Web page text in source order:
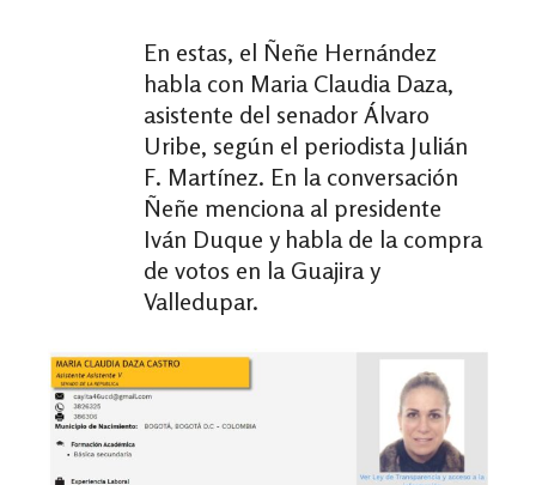
En estas, el Ñeñe Hernández
habla con Maria Claudia Daza,
asistente del senador Álvaro
Uribe, según el periodista Julián
F. Martínez. En la conversación
Ñeñe menciona al presidente
Iván Duque y habla de la compra
de votos en la Guajira y
Valledupar.